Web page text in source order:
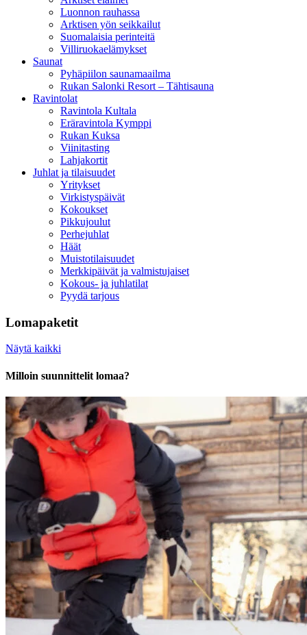
Luonnon rauhassa
Arktisen yön seikkailut
Suomalaisia perinteitä
Villiruokaelämykset
Saunat
Pyhäpiilon saunamaailma
Rukan Salonki Resort – Tähtisauna
Ravintolat
Ravintola Kultala
Eräravintola Kymppi
Rukan Kuksa
Viinitasting
Lahjakortit
Juhlat ja tilaisuudet
Yritykset
Virkistyspäivät
Kokoukset
Pikkujoulut
Perhejuhlat
Häät
Muistotilaisuudet
Merkkipäivät ja valmistujaiset
Kokous- ja juhlatilat
Pyydä tarjous
Lomapaketit
Näytä kaikki
Milloin suunnittelit lomaa?